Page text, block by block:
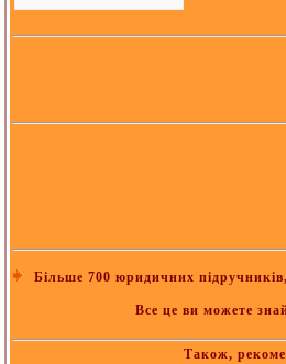
Більше 700 юридичних
Все це ви можете
Також,